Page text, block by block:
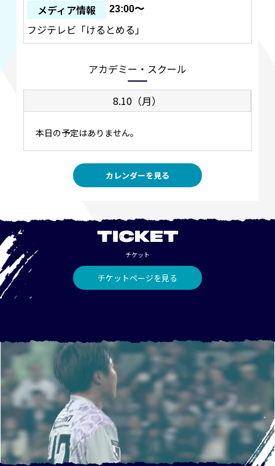
メディア情報
23:00〜
フジテレビ「けるとめる」
アカデミー・スクール
8.10（月）
本日の予定はありません。
カレンダーを見る
TICKET
チケット
チケットページを見る